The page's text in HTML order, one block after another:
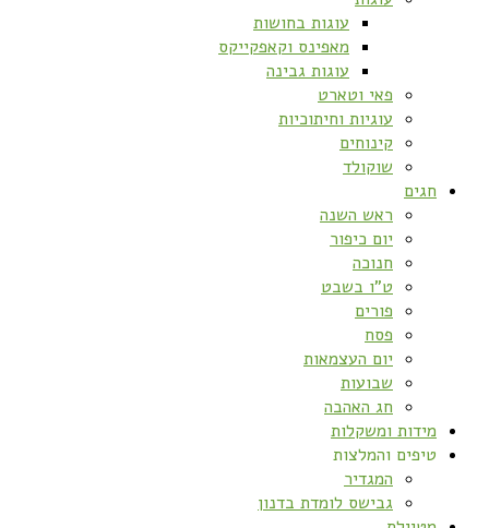
עוגות בחושות
מאפינס וקאפקייקס
עוגות גבינה
פאי וטארט
עוגיות וחיתוכיות
קינוחים
שוקולד
חגים
ראש השנה
יום כיפור
חנוכה
ט”ו בשבט
פורים
פסח
יום העצמאות
שבועות
חג האהבה
מידות ומשקלות
טיפים והמלצות
המגדיר
גבישס לומדת בדנון